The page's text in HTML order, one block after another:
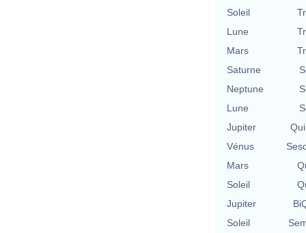
Soleil
Lune
Mars
Saturne
Neptune
Lune
Jupiter
Vénus
Mars
Soleil
Jupiter
Soleil